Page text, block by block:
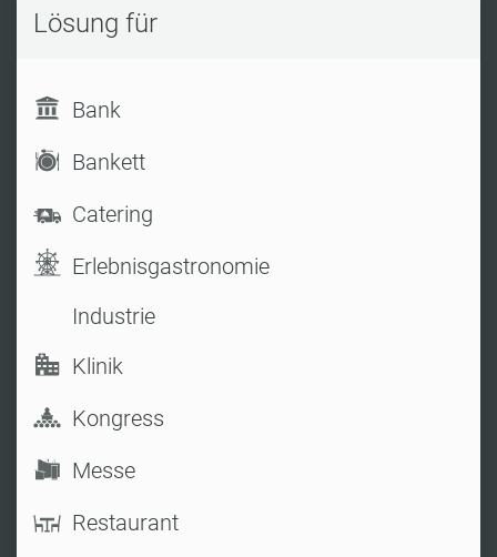
Lösung für
Bank
Bankett
Catering
Erlebnisgastronomie
Industrie
Klinik
Kongress
Messe
Restaurant